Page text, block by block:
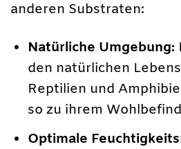
anderen Substraten:
Natürliche Umgebung:
den natürlichen
Reptilien und
so zu ihrem
Optimale